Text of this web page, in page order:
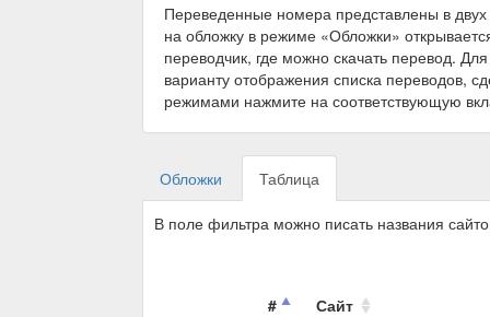
Переведенные номера представлены в
на обложку в режиме «Обложки»
переводчик, где можно скачать перевод.
варианту отображения списка переводов,
режимами нажмите на соответствующую
Обложки Таблица
В поле фильтра можно писать названия
#
Сайт